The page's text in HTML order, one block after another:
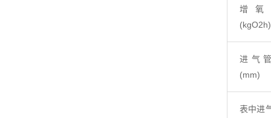
增氧
(kgO2h)
进气
(mm)
表中进